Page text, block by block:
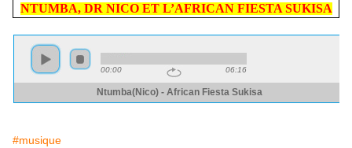
NTUMBA, DR NICO ET L’AFRICAN FIESTA SUKISA
#musique